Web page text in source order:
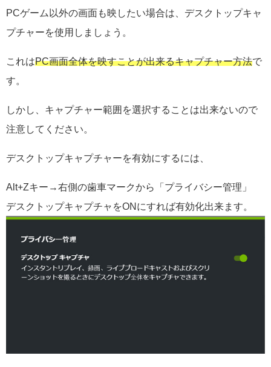
PCゲーム以外の画面も映したい場合は、デスクトップキャ
プチャーを使用しましょう。
これはPC画面全体を映すことが出来るキャプチャー方法で
す。
しかし、キャプチャー範囲を選択することは出来ないので
注意してください。
デスクトップキャプチャーを有効にするには、
Alt+Zキー→右側の歯車マークから「プライバシー管理」
デスクトップキャプチャをONにすれば有効化出来ます。